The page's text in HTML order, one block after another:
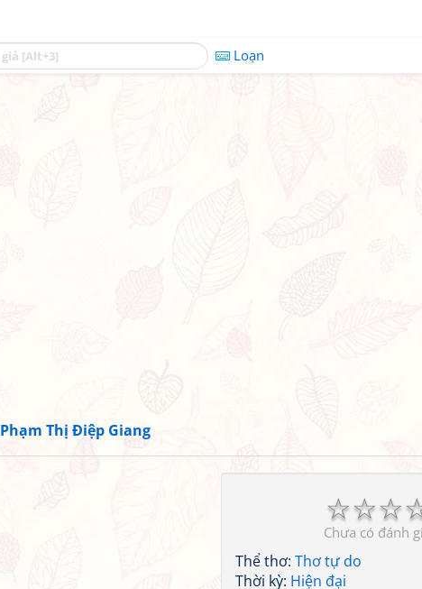
Loạn
Phạm Thị Điệp Giang
☆
☆
☆
Chưa có đánh
Thể thơ: Thơ tự do
Thời kỳ: Hiện đại